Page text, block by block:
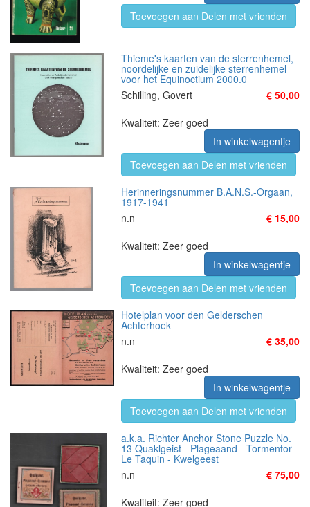
Toevoegen aan Delen met vrienden
Thieme's kaarten van de sterrenhemel,
noordelijke en zuidelijke sterrenhemel
voor het Equinoctium 2000.0
Schilling, Govert
€ 50,00
Kwaliteit: Zeer goed
In winkelwagentje
Toevoegen aan Delen met vrienden
Herinneringsnummer B.A.N.S.-Orgaan,
1917-1941
n.n
€ 15,00
Kwaliteit: Zeer goed
In winkelwagentje
Toevoegen aan Delen met vrienden
Hotelplan voor den Gelderschen
Achterhoek
n.n
€ 35,00
Kwaliteit: Zeer goed
In winkelwagentje
Toevoegen aan Delen met vrienden
a.k.a. Richter Anchor Stone Puzzle No.
13 Quaklgeist - Plageaand - Tormentor -
Le Taquin - Kwelgeest
n.n
€ 75,00
Kwaliteit: Zeer goed